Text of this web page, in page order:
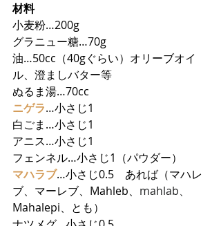
材料
小麦粉…200g
グラニュー糖…70g
油…50cc（40gぐらい）オリーブオイ
ル、澄ましバター等
ぬるま湯…70cc
ニゲラ…小さじ1
白ごま…小さじ1
アニス…小さじ1
フェンネル…小さじ1（パウダー）
マハラブ…小さじ0.5　あれば（マハレ
ブ、マーレブ、Mahleb、 mahlab、
Mahalepi、とも）